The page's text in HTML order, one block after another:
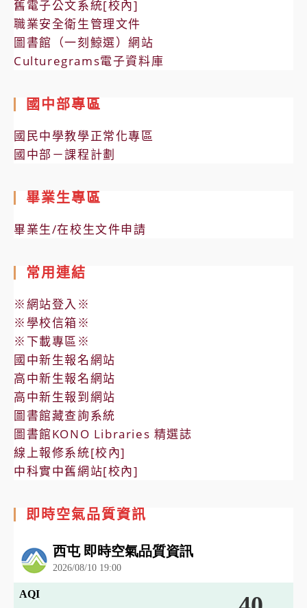
舊電子公文系統[校內]
職業安全衛生管理文件
圖書館（一刻鯨選）網站
Culturegrams電子資料庫
國中部專區
國民中學教學正常化專區
國中部－課程計劃
畢業生專區
畢業生/在校生文件申請
常用連結
※網站登入※
※學校信箱※
※下載專區※
國中新生報名網站
高中新生報名網站
高中新生報到網站
圖書館藏查詢系統
圖書館KONO Libraries 精選誌
線上報修系統[校內]
中科實中舊網站[校內]
即時空氣品質資訊